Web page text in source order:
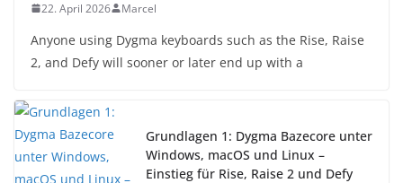
22. April 2026 Marcel
Anyone using Dygma keyboards such as the Rise, Raise
2, and Defy will sooner or later end up with a
Grundlagen 1: Dygma Bazecore unter
Windows, macOS und Linux –
Einstieg für Rise, Raise 2 und Defy